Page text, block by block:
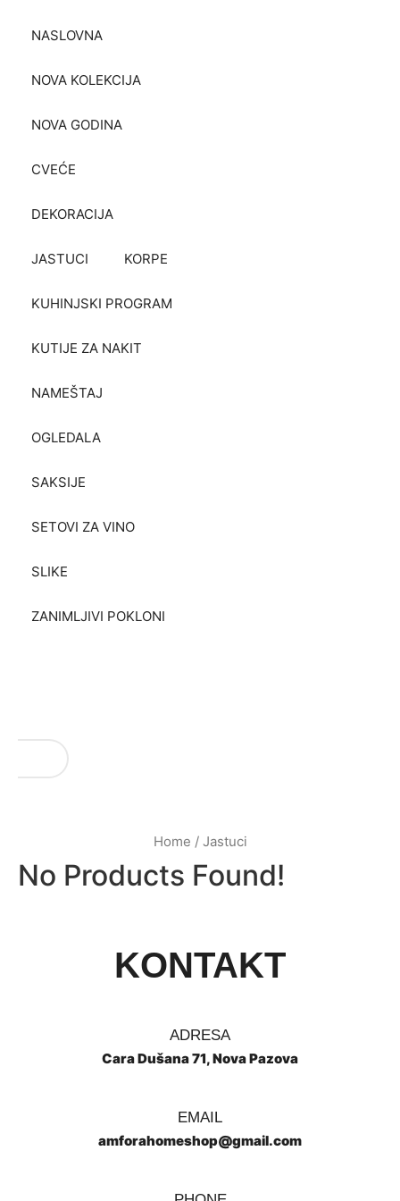
NASLOVNA
NOVA KOLEKCIJA
NOVA GODINA
CVEĆE
DEKORACIJA
JASTUCI KORPE
KUHINJSKI PROGRAM
KUTIJE ZA NAKIT
NAMEŠTAJ
OGLEDALA
SAKSIJE
SETOVI ZA VINO
SLIKE
ZANIMLJIVI POKLONI
Home / Jastuci
No Products Found!
KONTAKT
ADRESA
Cara Dušana 71, Nova Pazova
EMAIL
amforahomeshop@gmail.com